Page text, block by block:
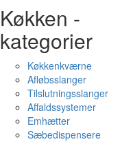
Køkken -
kategorier
Køkkenkværne
Afløbsslanger
Tilslutningsslanger
Affaldssystemer
Emhætter
Sæbedispensere